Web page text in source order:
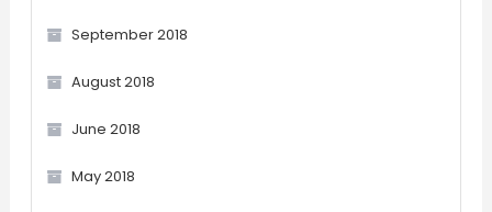
September 2018
August 2018
June 2018
May 2018